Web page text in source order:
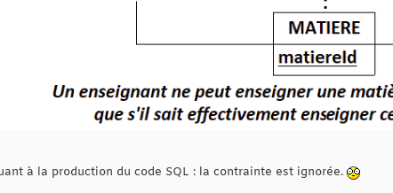
à la production du code SQL : la contrainte est ignorée.